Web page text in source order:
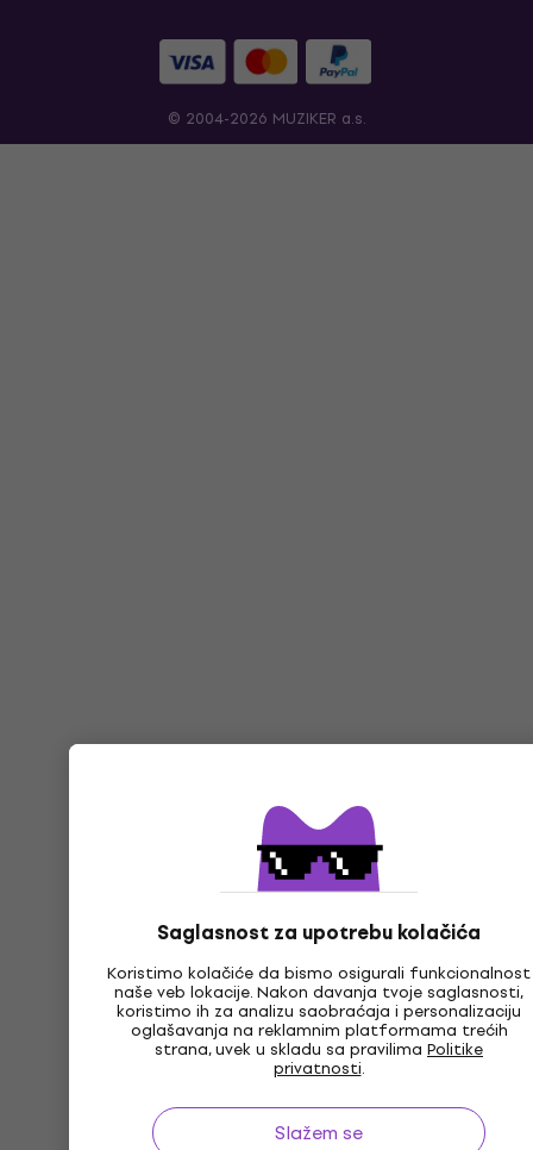
Saglasnost za upotrebu kolačića
Koristimo kolačiće da bismo osigurali funkcionalnost
naše veb lokacije. Nakon davanja tvoje saglasnosti,
koristimo ih za analizu saobraćaja i personalizaciju
oglašavanja na reklamnim platformama trećih
strana, uvek u skladu sa pravilima Politike
privatnosti.
Slažem se
© 2004-2026 MUZIKER a.s.